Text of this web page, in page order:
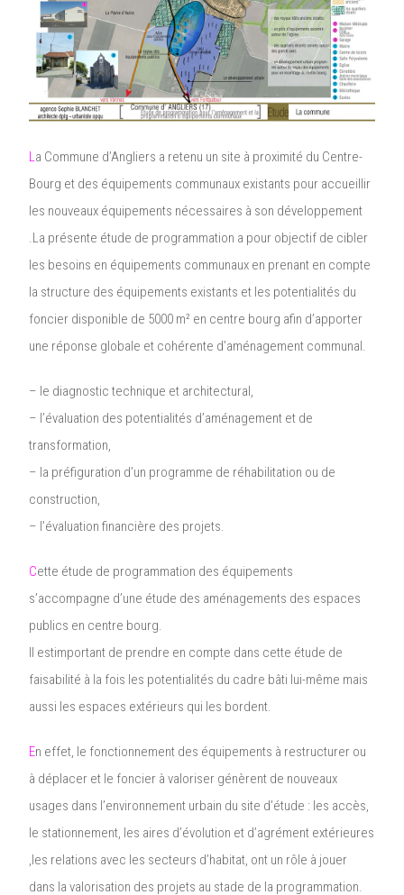
La Commune d’Angliers a retenu un site à proximité du Centre-
Bourg et des équipements communaux existants pour accueillir
les nouveaux équipements nécessaires à son développement
.La présente étude de programmation a pour objectif de cibler
les besoins en équipements communaux en prenant en compte
la structure des équipements existants et les potentialités du
foncier disponible de 5000 m² en centre bourg afin d’apporter
une réponse globale et cohérente d’aménagement communal.
– le diagnostic technique et architectural,
– l’évaluation des potentialités d’aménagement et de
transformation,
– la préfiguration d’un programme de réhabilitation ou de
construction,
– l’évaluation financière des projets.
Cette étude de programmation des équipements
s’accompagne d’une étude des aménagements des espaces
publics en centre bourg.
Il estimportant de prendre en compte dans cette étude de
faisabilité à la fois les potentialités du cadre bâti lui-même mais
aussi les espaces extérieurs qui les bordent.
En effet, le fonctionnement des équipements à restructurer ou
à déplacer et le foncier à valoriser génèrent de nouveaux
usages dans l’environnement urbain du site d’étude : les accès,
le stationnement, les aires d’évolution et d’agrément extérieures
,les relations avec les secteurs d’habitat, ont un rôle à jouer
dans la valorisation des projets au stade de la programmation.